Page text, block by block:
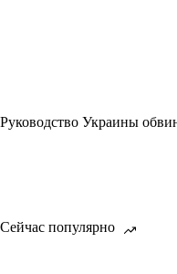
Руководство Украины
Сейчас популярно